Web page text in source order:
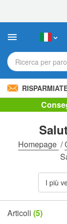
sito
include
sistemaRicerca per
Homepage /
I più
Articoli (5)